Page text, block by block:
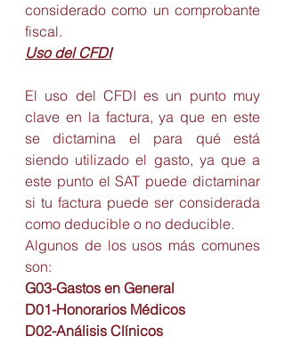
considerado como un comprobante
fiscal.
Uso del CFDI
El uso del CFDI es un punto muy
clave en la factura, ya que en este
se dictamina el para qué está
siendo utilizado el gasto, ya que a
este punto el SAT puede dictaminar
si tu factura puede ser considerada
como deducible o no deducible.
Algunos de los usos más comunes
son:
G03-Gastos en General
D01-Honorarios Médicos
D02-Análisis Clínicos